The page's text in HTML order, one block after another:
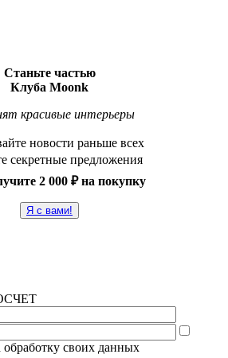
Станьте частью
Клуба Moonk
красивые интерьеры
новости раньше всех
секретные предложения
2 000 ₽ на покупку
Я с вами!
обработку своих данных